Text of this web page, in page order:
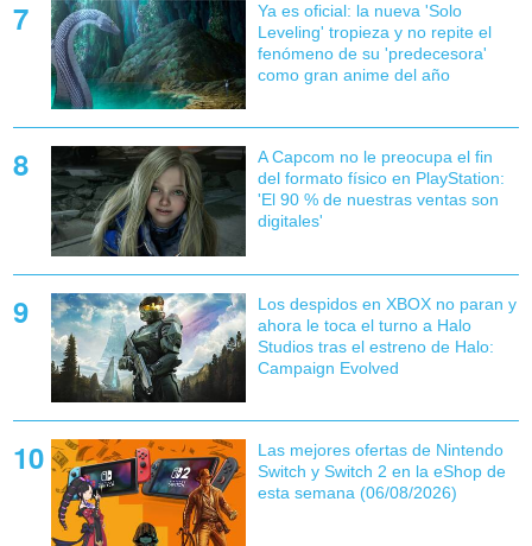
Ya es oficial: la nueva 'Solo
Leveling' tropieza y no repite el
fenómeno de su 'predecesora'
como gran anime del año
A Capcom no le preocupa el fin
del formato físico en PlayStation:
'El 90 % de nuestras ventas son
digitales'
Los despidos en XBOX no paran y
ahora le toca el turno a Halo
Studios tras el estreno de Halo:
Campaign Evolved
Las mejores ofertas de Nintendo
Switch y Switch 2 en la eShop de
esta semana (06/08/2026)